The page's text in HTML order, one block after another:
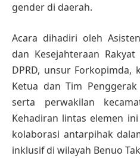
gender di daerah.
Acara dihadiri oleh
dan Kesejahteraan
DPRD, unsur Forkopimda,
Ketua dan Tim
serta perwakilan
Kehadiran lintas elemen
kolaborasi antarpihak
inklusif di wilayah Benuo